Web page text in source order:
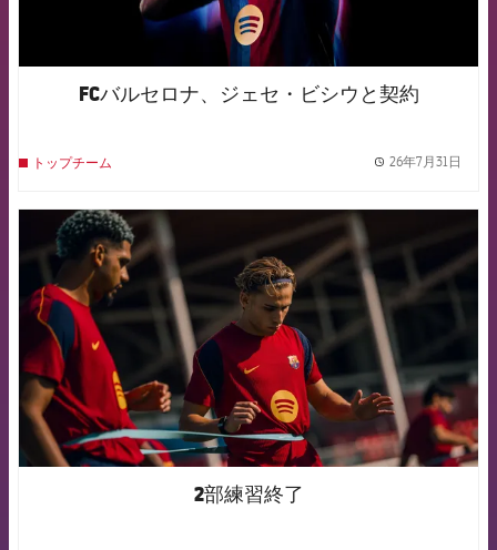
FCバルセロナ、ジェセ・ビシウと契約
トップチーム 26年7月31日
FCB Barcelona badge
2部練習終了